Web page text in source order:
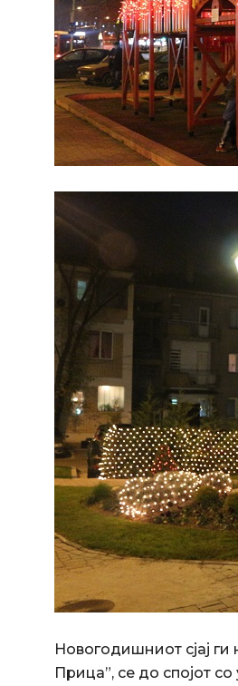
Новогодишниот сјај
Прица”, се до спојот